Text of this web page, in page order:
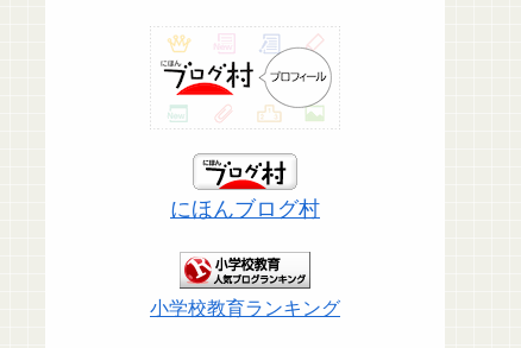
にほんブログ村
小学校教育ランキング